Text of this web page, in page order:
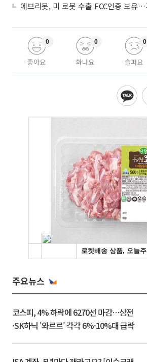
좋아요
0
화나요
0
슬퍼요
0
주요뉴스
코스피, 4% 하락에 6270선 마감…삼전
·SK하닉 '와르르' 각각 6%·10%대 급락